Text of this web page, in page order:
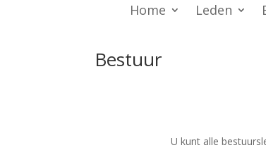
Home Leden
Bestuur
U kunt alle